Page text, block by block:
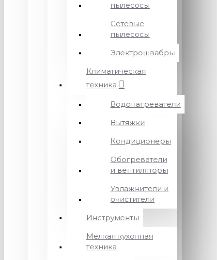
пылесосы
Сетевые
пылесосы
Электрошвабры
Климатическая
техника
Водонагреватели
Вытяжки
Кондиционеры
Обогреватели
и вентиляторы
Увлажнители и
очистители
Инструменты
Мелкая кухонная
техника